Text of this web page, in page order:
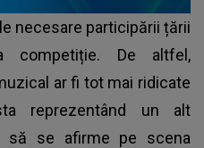
necesare participării țării
competiție. De altfel,
ar fi tot mai ridicate
reprezentând un alt
să se afirme pe scena